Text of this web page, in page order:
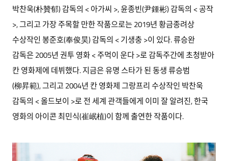
박찬욱(朴贊郁) 감독의 < 아가씨 >, 윤종빈(尹鍾彬) 감독의 < 공작
>, 그리고 가장 주목할 만한 작품으로는 2019년 황금종려상
수상작인 봉준호(奉俊昊) 감독의 < 기생충 >이 있다. 류승완
감독은 2005년 권투 영화 < 주먹이 운다 >로 감독주간에 초청받아
칸 영화제에 데뷔했다. 지금은 유명 스타가 된 동생 류승범
(柳昇範), 그리고 2004년 칸 영화제 그랑프리 수상작인 박찬욱
감독의 < 올드보이 >로 전 세계 관객들에게 이미 잘 알려진, 한국
영화의 아이콘 최민식(崔岷植)이 함께 출연한 작품이다.